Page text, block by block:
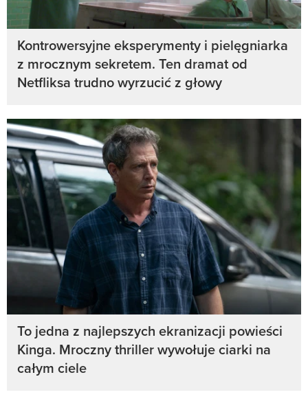
Kontrowersyjne eksperymenty i pielęgniarka
z mrocznym sekretem. Ten dramat od
Netfliksa trudno wyrzucić z głowy
To jedna z najlepszych ekranizacji powieści
Kinga. Mroczny thriller wywołuje ciarki na
całym ciele